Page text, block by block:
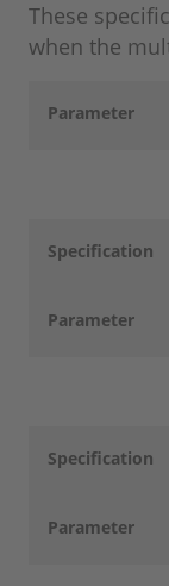
These
when the
Parameter
Specification
Parameter
Specification
Parameter